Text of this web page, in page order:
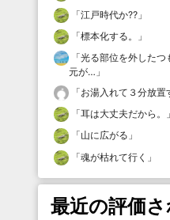
「江戸時代か⁇ 」
「標本化する。
」
「光る部位を外したつ
元が… 」
「お湯入れて３分放置
「耳は大丈夫だから。
」
「山に広がる 」
「魂が枯れて行く 」
最近の評価